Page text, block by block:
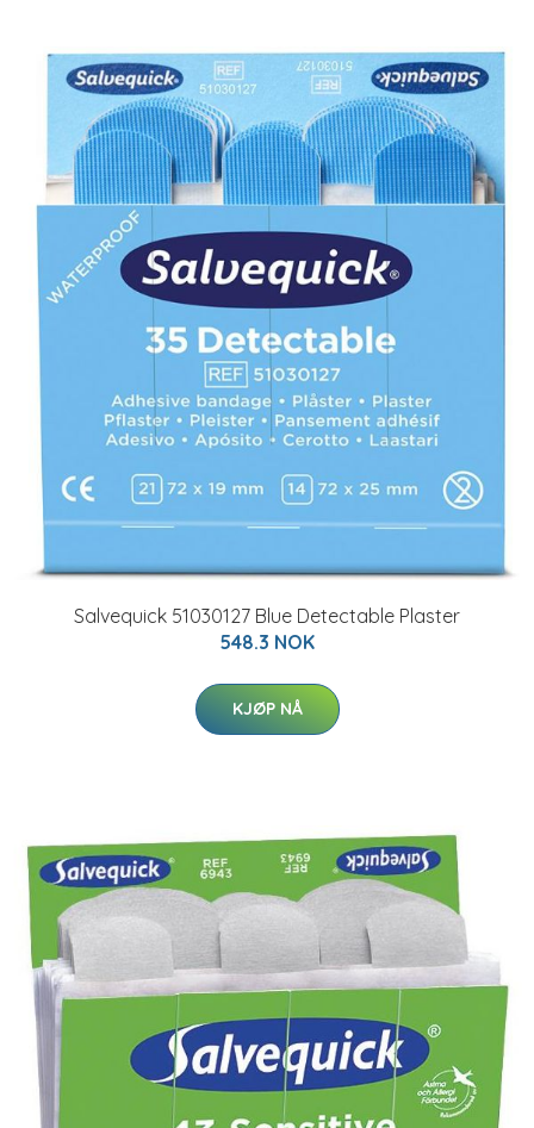
Salvequick 51030127 Blue Detectable Plaster
548.3 NOK
KJØP NÅ